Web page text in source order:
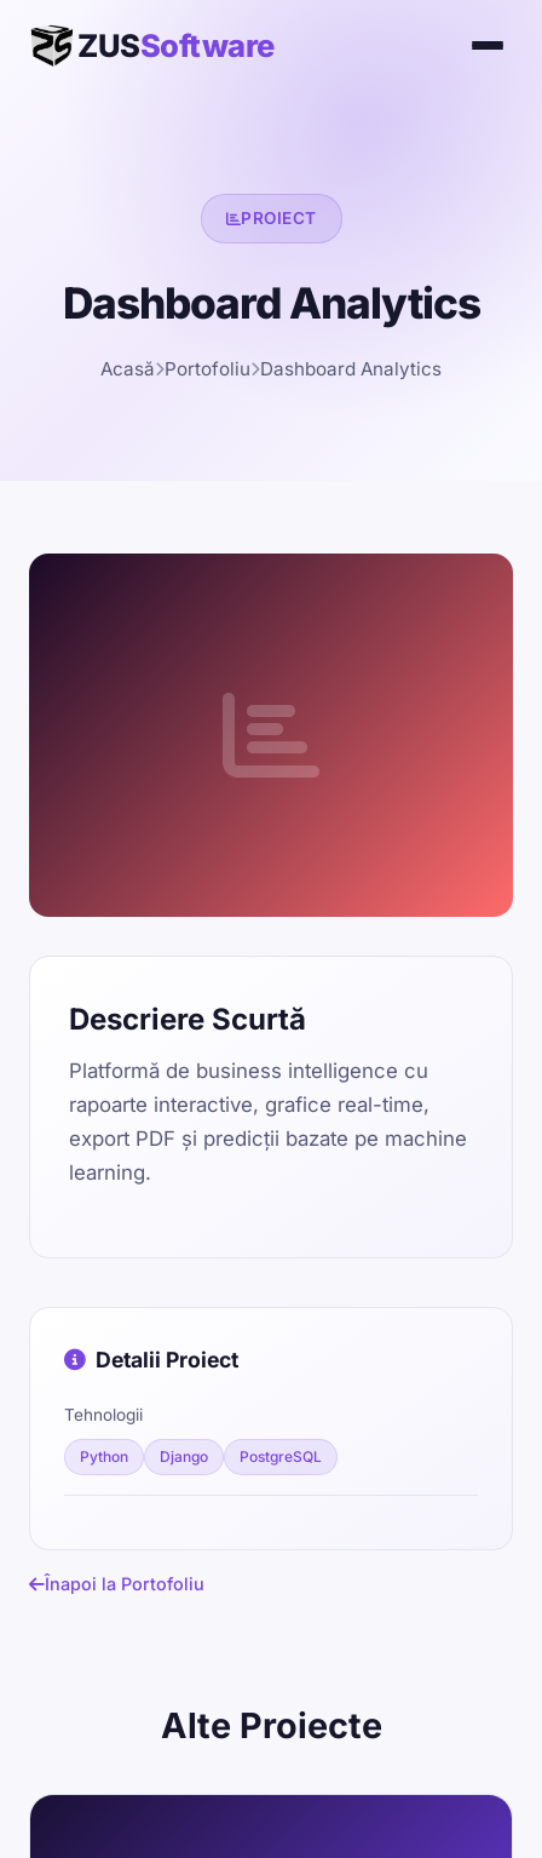
ZUSSoftware
PROIECT
Dashboard Analytics
Acasă Portofoliu Dashboard Analytics
Descriere Scurtă
Platformă de business intelligence cu
rapoarte interactive, grafice real-time,
export PDF și predicții bazate pe machine
learning.
Detalii Proiect
Tehnologii
Python Django PostgreSQL
Înapoi la Portofoliu
Alte Proiecte